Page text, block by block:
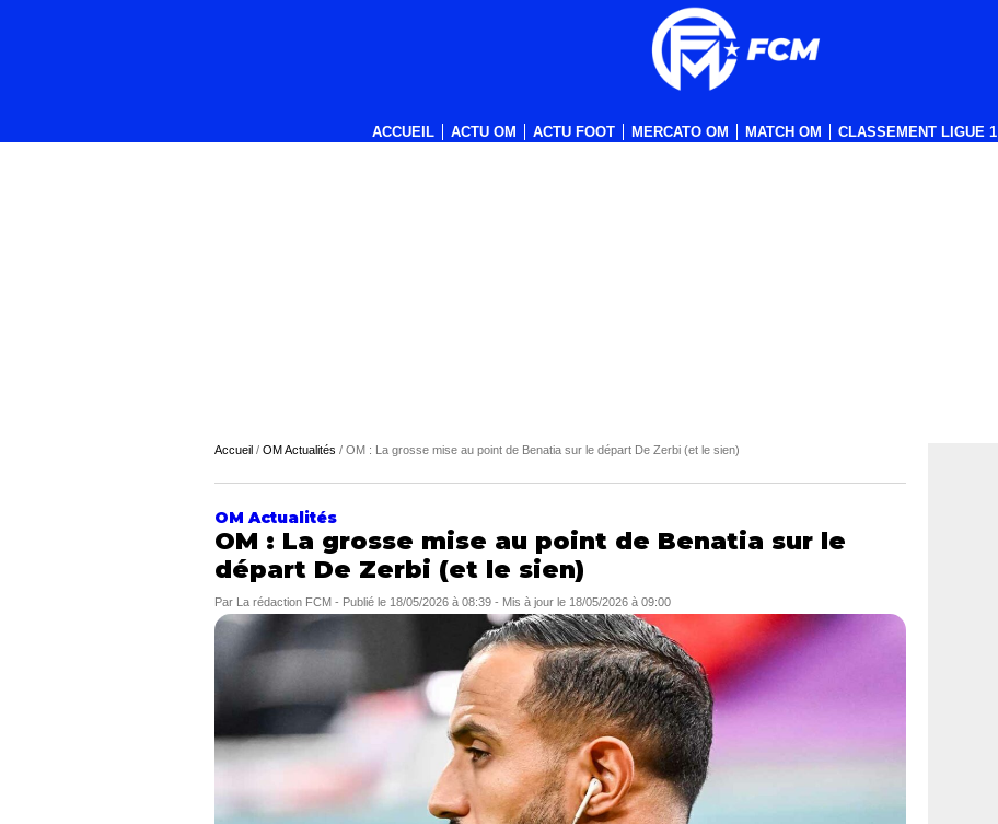
ACCUEIL ACTU OM ACTU FOOT MERCATO OM MATCH OM CLASSEMENT LIGUE 1
Accueil / OM Actualités / OM : La grosse mise au point de Benatia sur le départ De Zerbi (et le sien)
OM Actualités
OM : La grosse mise au point de Benatia sur le
départ De Zerbi (et le sien)
Par La rédaction FCM - Publié le 18/05/2026 à 08:39 - Mis à jour le 18/05/2026 à 09:00